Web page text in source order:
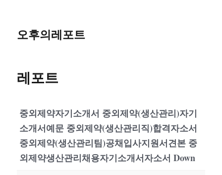
오후의레포트
레포트
중외제약자기소개서 중외제약(생산관리)자기
소개서예문 중외제약(생산관리직)합격자소서
중외제약(생산관리팀)공채입사지원서견본 중
외제약생산관리채용자기소개서자소서 Down